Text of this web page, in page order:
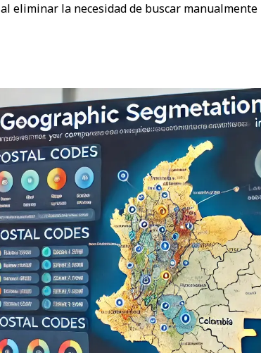
al eliminar la necesidad de buscar